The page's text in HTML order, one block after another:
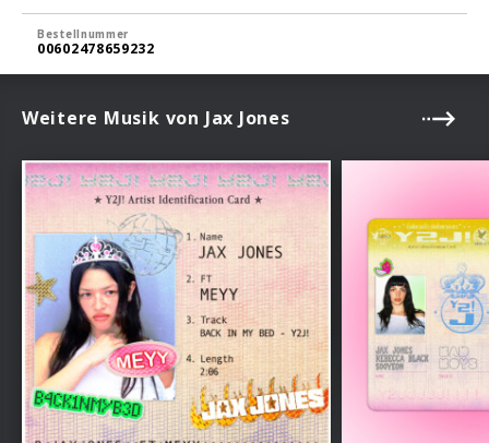
Bestellnummer
00602478659232
Weitere Musik von Jax Jones